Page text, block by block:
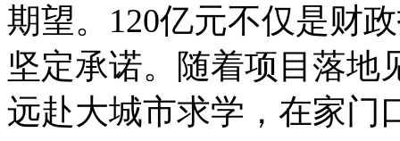
期望。120亿元不仅是财
坚定承诺。随着项目落地
远赴大城市求学，在家门